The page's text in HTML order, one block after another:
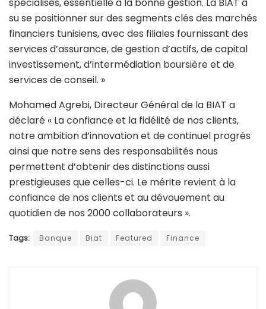
su se positionner sur des segments clés des marchés
financiers tunisiens, avec des filiales fournissant des
services d’assurance, de gestion d’actifs, de capital
investissement, d’intermédiation boursière et de
services de conseil. »
Mohamed Agrebi, Directeur Général de la BIAT a
déclaré « La confiance et la fidélité de nos clients,
notre ambition d’innovation et de continuel progrès
ainsi que notre sens des responsabilités nous
permettent d’obtenir des distinctions aussi
prestigieuses que celles-ci. Le mérite revient à la
confiance de nos clients et au dévouement au
quotidien de nos 2000 collaborateurs ».
Tags: Banque Biat Featured Finance